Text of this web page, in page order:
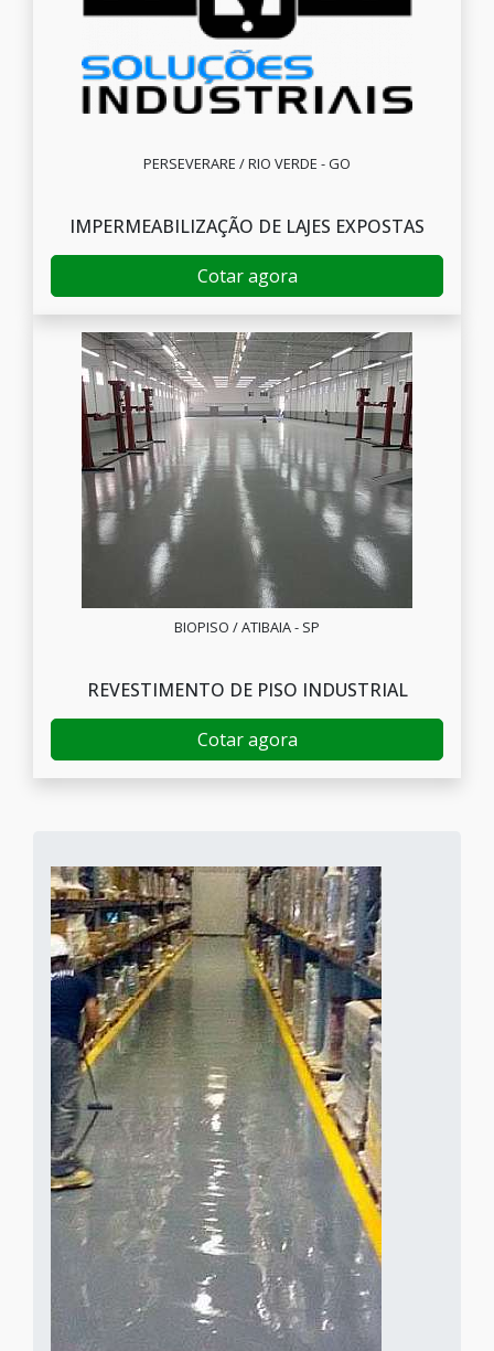
PERSEVERARE / RIO VERDE - GO
IMPERMEABILIZAÇÃO DE LAJES EXPOSTAS
Cotar agora
BIOPISO / ATIBAIA - SP
REVESTIMENTO DE PISO INDUSTRIAL
Cotar agora